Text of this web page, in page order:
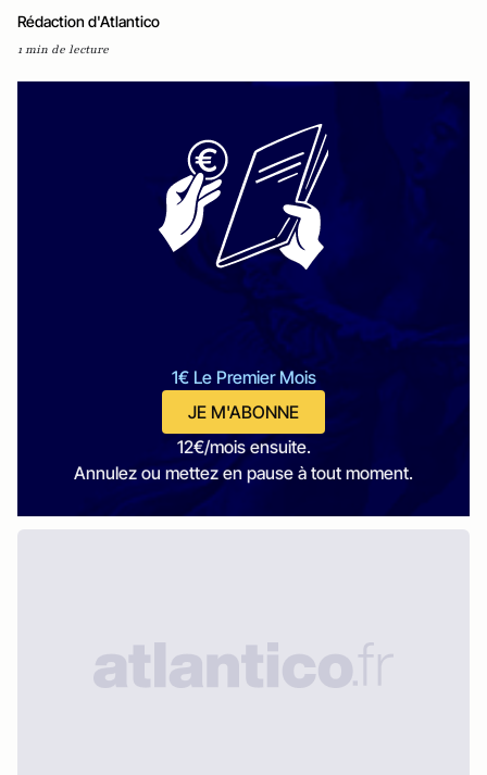
Rédaction d'Atlantico
1 min de lecture
1€ Le Premier Mois
JE M'ABONNE
12€/mois ensuite.
Annulez ou mettez en pause à tout moment.